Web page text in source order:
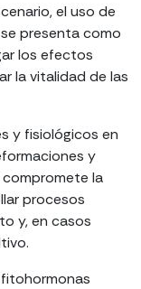
el uso de
presenta como
los efectos
la vitalidad de las
y fisiológicos en
y
la
procesos
y, en casos